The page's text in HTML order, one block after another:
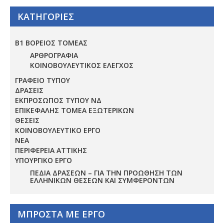
ΚΑΤΗΓΟΡΙΕΣ
Β1 ΒΟΡΕΙΟΣ ΤΟΜΕΑΣ
ΑΡΘΡΟΓΡΑΦΙΑ
ΚΟΙΝΟΒΟΥΛΕΥΤΙΚΟΣ ΕΛΕΓΧΟΣ
ΓΡΑΦΕΙΟ ΤΥΠΟΥ
ΔΡΑΣΕΙΣ
ΕΚΠΡΟΣΩΠΟΣ ΤΥΠΟΥ ΝΔ
ΕΠΙΚΕΦΑΛΗΣ ΤΟΜΕΑ ΕΞΩΤΕΡΙΚΩΝ
ΘΕΣΕΙΣ
ΚΟΙΝΟΒΟΥΛΕΥΤΙΚΟ ΕΡΓΟ
ΝΕΑ
ΠΕΡΙΦΕΡΕΙΑ ΑΤΤΙΚΗΣ
ΥΠΟΥΡΓΙΚΟ ΕΡΓΟ
ΠΕΔΊΑ ΔΡΆΣΕΩΝ – ΓΙΑ ΤΗΝ ΠΡΟΏΘΗΣΗ ΤΩΝ
ΕΛΛΗΝΙΚΏΝ ΘΈΣΕΩΝ ΚΑΙ ΣΥΜΦΕΡΌΝΤΩΝ
ΜΠΡΟΣΤΑ ΜΕ ΕΡΓΟ